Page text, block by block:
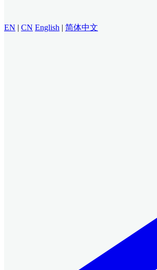
EN | CN English | 简体中文